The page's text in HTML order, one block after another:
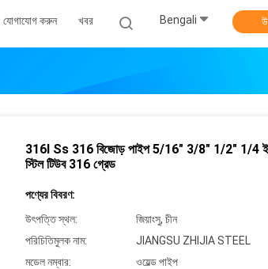
যোগাযোগ করুন খবর Bengali
316l Ss 316 বিজোড় পাইপ 5/16" 3/8" 1/2" 1/4
স্টিল টিউব 316 গ্রেড
পণ্যের বিবরণ:
উৎপত্তি স্থল:
জিয়াংসু, চীন
পরিচিতিমুলক নাম:
JIANGSU ZHIJIA STEEL
মডেল নম্বার:
ওয়েল্ড পাইপ